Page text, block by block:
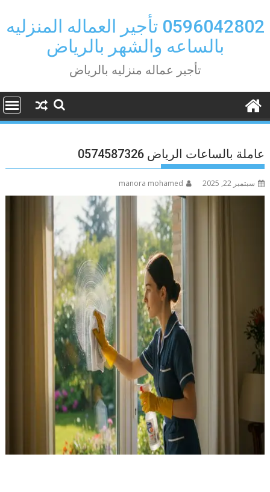
to
content
0596042802 تأجير العماله المنزليه
بالساعه والشهر بالرياض
تأجير عماله منزليه بالرياض
عاملة بالساعات الرياض 0574587326
سبتمبر 22, 2025 manora mohamed